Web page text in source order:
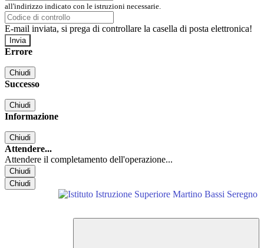
all'indirizzo indicato con le istruzioni necessarie.
E-mail inviata, si prega di controllare la casella di posta elettronica!
Errore
Chiudi
Successo
Chiudi
Informazione
Chiudi
Attendere...
Attendere il completamento dell'operazione...
Chiudi
Chiudi